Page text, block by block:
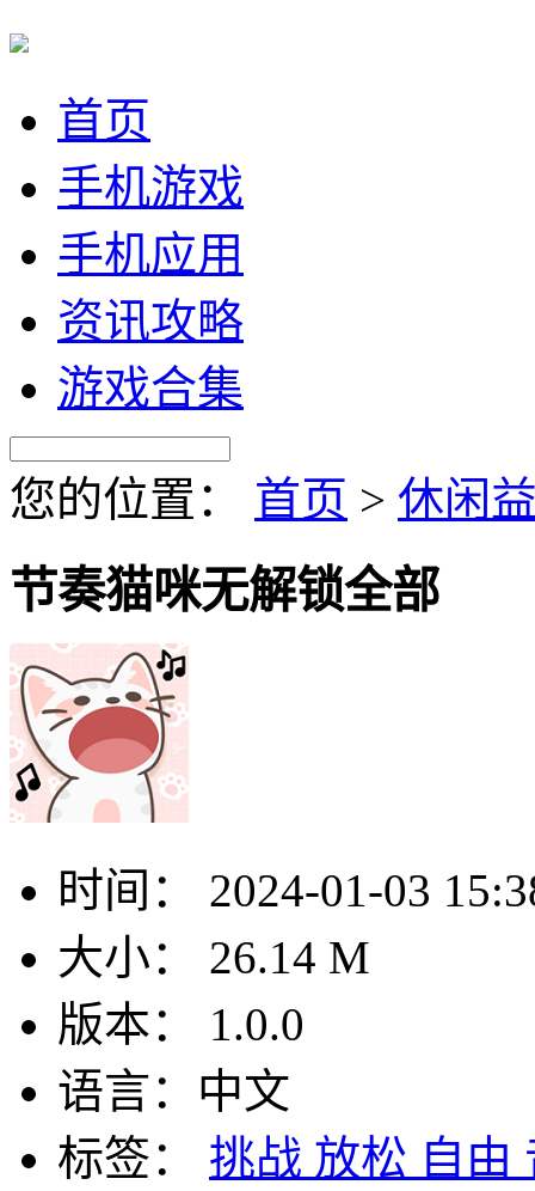
首页
手机游戏
手机应用
资讯攻略
游戏合集
您的位置： 首页 > 休闲
节奏猫咪无解锁全部
时间：
2024-01-03
大小：
26.14 M
版本：
1.0.0
语言： 中文
标签：
挑战 放松 自由